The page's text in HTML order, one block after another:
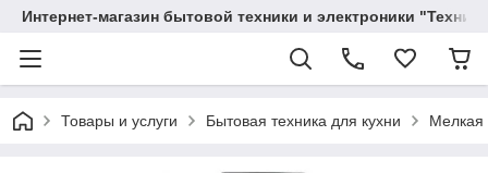
Интернет-магазин бытовой техники и электроники
Товары и услуги Бытовая техника для кухни Мелкая